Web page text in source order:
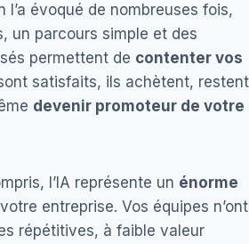
l’a évoqué de nombreuses fois,
un parcours simple et des
permettent de contenter vos
satisfaits, ils achètent, restent
devenir promoteur de votre
l’IA représente un énorme
entreprise. Vos équipes n’ont
répétitives, à faible valeur